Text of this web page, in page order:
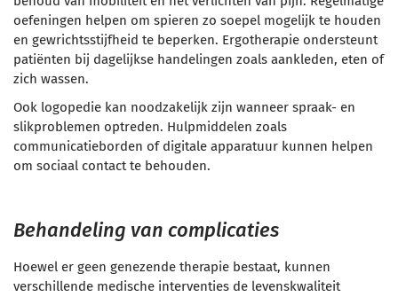
oefeningen helpen om spieren zo soepel mogelijk te houden
en gewrichtsstijfheid te beperken. Ergotherapie ondersteunt
patiënten bij dagelijkse handelingen zoals aankleden, eten of
zich wassen.
Ook logopedie kan noodzakelijk zijn wanneer spraak- en
slikproblemen optreden. Hulpmiddelen zoals
communicatieborden of digitale apparatuur kunnen helpen
om sociaal contact te behouden.
Behandeling van complicaties
Hoewel er geen genezende therapie bestaat, kunnen
verschillende medische interventies de levenskwaliteit